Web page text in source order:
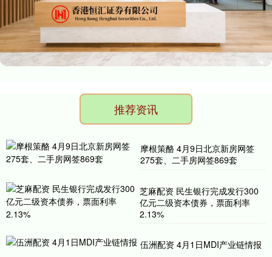
推荐资讯
摩根策酪 4月9日北京新房网签
275套、二手房网签869套
芝麻配资 民生银行完成发行300
亿元二级资本债券，票面利率
2.13%
伍洲配资 4月1日MDI产业链情报